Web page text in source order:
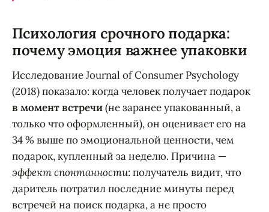
Психология срочного подарка:
почему эмоция важнее упаковки
Исследование Journal of Consumer Psychology
(2018) показало: когда человек получает подарок
в момент встречи(не заранее упакованный, а
только что оформленный), он оценивает его на
34 % выше по эмоциональной ценности, чем
подарок, купленный за неделю. Причина —
эффект спонтанности: получатель видит, что
даритель потратил последние минуты перед
встречей на поиск подарка, а не просто